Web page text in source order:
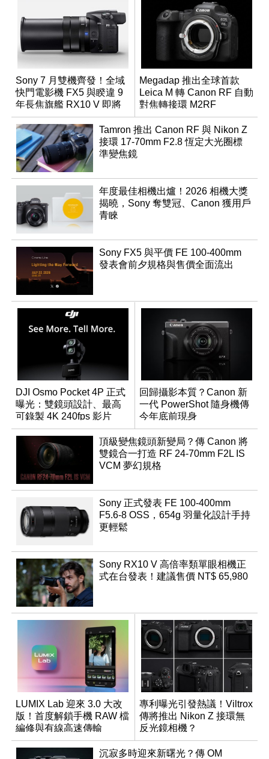
Sony 7 月雙機齊發！全域
快門電影機 FX5 與睽違 9
年長焦旗艦 RX10 V 即將
登場
Megadap 推出全球首款
Leica M 轉 Canon RF 自動
對焦轉接環 M2RF
Tamron 推出 Canon RF 與 Nikon Z
接環 17-70mm F2.8 恆定大光圈標
準變焦鏡
年度最佳相機出爐！2026 相機大獎
揭曉，Sony 奪雙冠、Canon 獲用戶
青睞
Sony FX5 與平價 FE 100-400mm
發表會前夕規格與售價全面流出
DJI Osmo Pocket 4P 正式
曝光：雙鏡頭設計、最高
可錄製 4K 240fps 影片
回歸攝影本質？Canon 新
一代 PowerShot 隨身機傳
今年底前現身
頂級變焦鏡頭新變局？傳 Canon 將
雙鏡合一打造 RF 24-70mm F2L IS
VCM 夢幻規格
Sony 正式發表 FE 100-400mm
F5.6-8 OSS，654g 羽量化設計手持
更輕鬆
Sony RX10 V 高倍率類單眼相機正
式在台發表！建議售價 NT$ 65,980
LUMIX Lab 迎來 3.0 大改
版！首度解鎖手機 RAW 檔
編修與有線高速傳輸
專利曝光引發熱議！Viltrox
傳將推出 Nikon Z 接環無
反光鏡相機？
沉寂多時迎來新曙光？傳 OM